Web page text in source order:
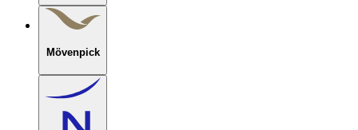
Mövenpick